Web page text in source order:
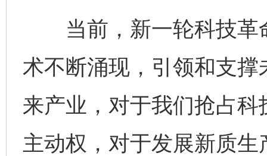
当前，新一轮科技革
术不断涌现，引领和支
来产业，对于我们抢占
主动权，对于发展新质